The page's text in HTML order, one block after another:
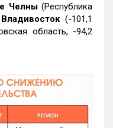
Челны(Республика
Владивосток(-101,1
область, -94,2